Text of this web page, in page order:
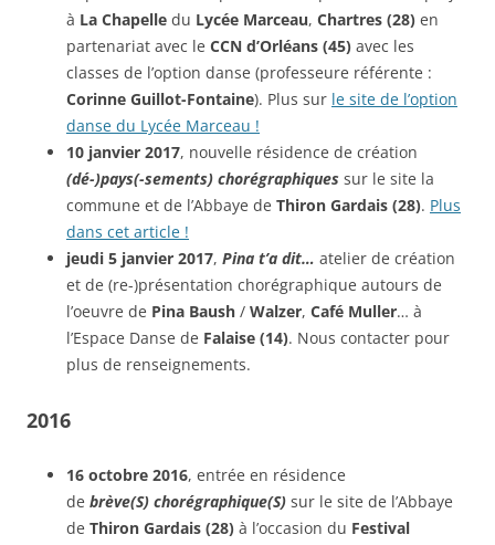
à La Chapelle du Lycée Marceau, Chartres (28) en
partenariat avec le CCN d’Orléans (45) avec les
classes de l’option danse (professeure référente :
Corinne Guillot-Fontaine). Plus sur le site de l’option
danse du Lycée Marceau !
10 janvier 2017, nouvelle résidence de création
(dé-)pays(-sements) chorégraphiques sur le site la
commune et de l’Abbaye de Thiron Gardais (28). Plus
dans cet article !
jeudi 5 janvier 2017, Pina t’a dit… atelier de création
et de (re-)présentation chorégraphique autours de
l’oeuvre de Pina Baush / Walzer, Café Muller… à
l’Espace Danse de Falaise (14). Nous contacter pour
plus de renseignements.
2016
16 octobre 2016, entrée en résidence
de brève(S) chorégraphique(S) sur le site de l’Abbaye
de Thiron Gardais (28) à l’occasion du Festival